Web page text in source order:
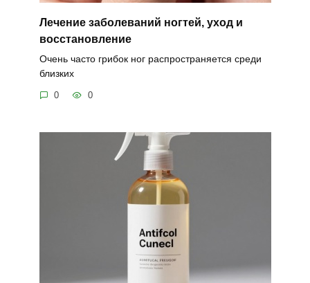
Лечение заболеваний ногтей, уход и
восстановление
Очень часто грибок ног распространяется среди
близких
0 0